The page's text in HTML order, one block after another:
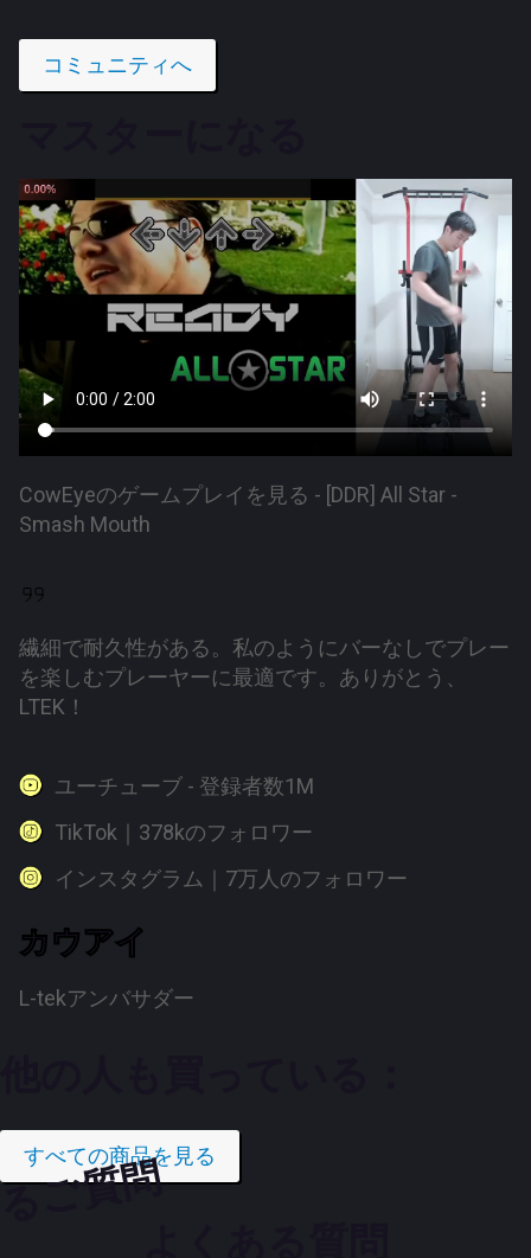
コミュニティへ
CowEyeのゲームプレイを見る - [DDR] All Star -
Smash Mouth
繊細で耐久性がある。私のようにバーなしでプレー
を楽しむプレーヤーに最適です。ありがとう、
LTEK！
ユーチューブ - 登録者数1M
TikTok｜378kのフォロワー
インスタグラム｜7万人のフォロワー
カウアイ
L-tekアンバサダー
すべての商品を見る
ご質問